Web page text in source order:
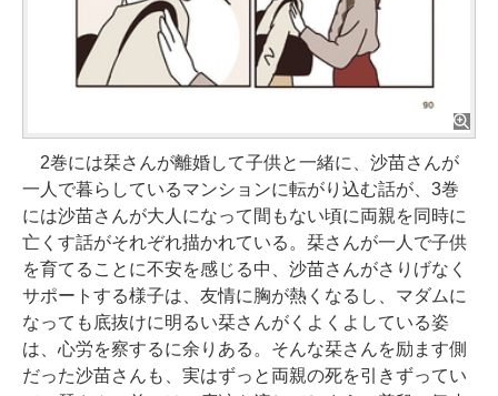
2巻には栞さんが離婚して子供と一緒に、沙苗さんが
一人で暮らしているマンションに転がり込む話が、3巻
には沙苗さんが大人になって間もない頃に両親を同時に
亡くす話がそれぞれ描かれている。栞さんが一人で子供
を育てることに不安を感じる中、沙苗さんがさりげなく
サポートする様子は、友情に胸が熱くなるし、マダムに
なっても底抜けに明るい栞さんがくよくよしている姿
は、心労を察するに余りある。そんな栞さんを励ます側
だった沙苗さんも、実はずっと両親の死を引きずってい